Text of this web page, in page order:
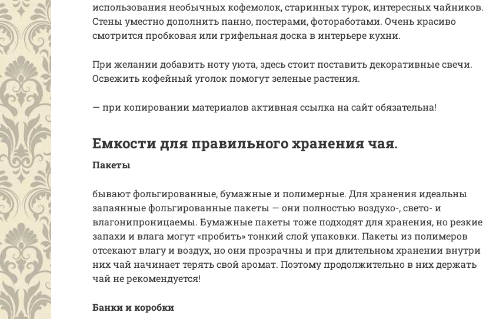
использования необычных кофемолок, старинных турок, интересных чайников.
Стены уместно дополнить панно, постерами, фотоработами. Очень красиво
смотрится пробковая или грифельная доска в интерьере кухни.
При желании добавить ноту уюта, здесь стоит поставить декоративные свечи.
Освежить кофейный уголок помогут зеленые растения.
— при копировании материалов активная ссылка на сайт обязательна!
Емкости для правильного хранения чая.
Пакеты
бывают фольгированные, бумажные и полимерные. Для хранения идеальны
запаянные фольгированные пакеты — они полностью воздухо-, свето- и
влагонипроницаемы. Бумажные пакеты тоже подходят для хранения, но резкие
запахи и влага могут «пробить» тонкий слой упаковки. Пакеты из полимеров
отсекают влагу и воздух, но они прозрачны и при длительном хранении внутри
них чай начинает терять свой аромат. Поэтому продолжительно в них держать
чай не рекомендуется!
Банки и коробки